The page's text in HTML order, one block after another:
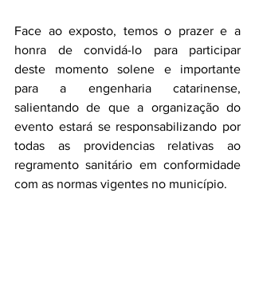
Face ao exposto, temos o prazer e a
honra de convidá-lo para participar
deste momento solene e importante
para a engenharia catarinense,
salientando de que a organização do
evento estará se responsabilizando por
todas as providencias relativas ao
regramento sanitário em conformidade
com as normas vigentes no município.